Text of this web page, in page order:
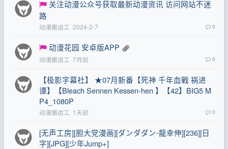
关注动漫公众号获取最新动漫资讯 访问网站不迷
路
动漫搬运工 2024-2-7 0
动漫花园 安卓版APP
动漫搬运工 7月前 0
【极影字幕社】 ★07月新番【死神 千年血戰 祸进
谭】【Bleach Sennen Kessen-hen 】【42】BIG5 M
P4_1080P
动漫搬运工 1天前 0
[无声工房][胆大党漫画][ダンダダン-龍幸伸][236][日
字][JPG][少年Jump+]